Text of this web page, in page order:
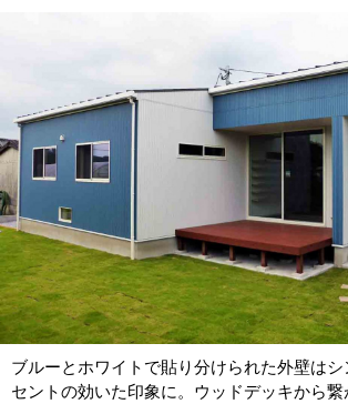
ブルーとホワイトで貼り分けられた外壁は
セントの効いた印象に。ウッドデッキから